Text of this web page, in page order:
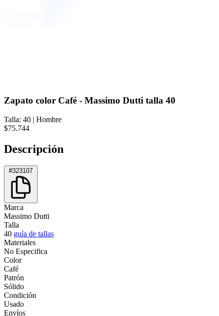
Zapato color Café - Massimo Dutti talla 40
Talla: 40 | Hombre
$75.744
Descripción
#323107
Marca
Massimo Dutti
Talla
40 guía de tallas
Materiales
No Especifica
Color
Café
Patrón
Sólido
Condición
Usado
Envíos